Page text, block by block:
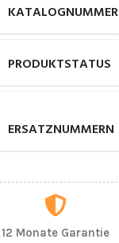
KATALOGNUMMER
PRODUKTSTATUS
ERSATZNUMMERN
12 Monate Garantie